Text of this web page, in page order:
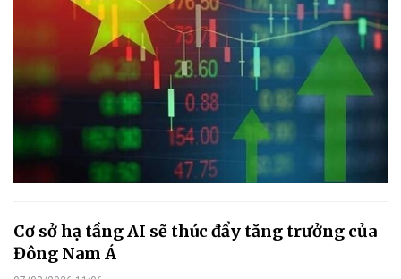
Cơ sở hạ tầng AI sẽ thúc đẩy tăng trưởng của
Đông Nam Á